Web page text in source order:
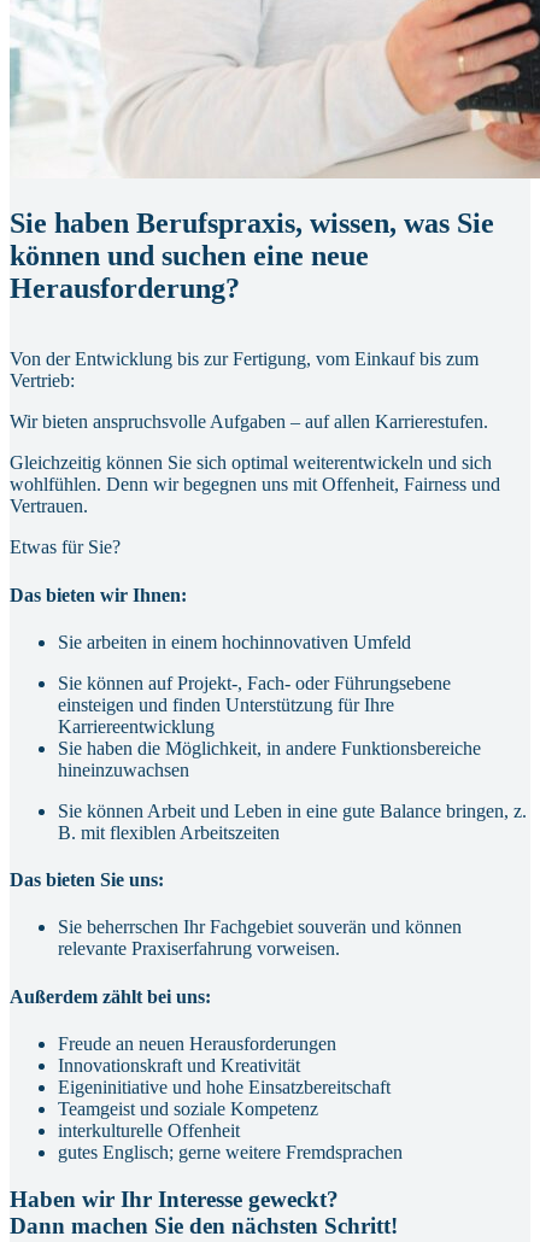
Sie haben Berufspraxis, wissen, was Sie
können und suchen eine neue
Herausforderung?
Von der Entwicklung bis zur Fertigung, vom Einkauf bis zum
Vertrieb:
Wir bieten anspruchsvolle Aufgaben – auf allen Karrierestufen.
Gleichzeitig können Sie sich optimal weiterentwickeln und sich
wohlfühlen. Denn wir begegnen uns mit Offenheit, Fairness und
Vertrauen.
Etwas für Sie?
Das bieten wir Ihnen:
Sie arbeiten in einem hochinnovativen Umfeld
Sie können auf Projekt-, Fach- oder Führungsebene
einsteigen und finden Unterstützung für Ihre
Karriereentwicklung
Sie haben die Möglichkeit, in andere Funktionsbereiche
hineinzuwachsen
Sie können Arbeit und Leben in eine gute Balance bringen, z.
B. mit flexiblen Arbeitszeiten
Das bieten Sie uns:
Sie beherrschen Ihr Fachgebiet souverän und können
relevante Praxiserfahrung vorweisen.
Außerdem zählt bei uns:
Freude an neuen Herausforderungen
Innovationskraft und Kreativität
Eigeninitiative und hohe Einsatzbereitschaft
Teamgeist und soziale Kompetenz
interkulturelle Offenheit
gutes Englisch; gerne weitere Fremdsprachen
Haben wir Ihr Interesse geweckt?
Dann machen Sie den nächsten Schritt!